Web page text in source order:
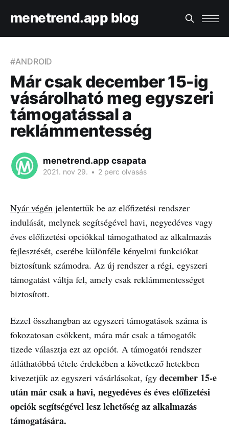
menetrend.app blog
#ANDROID
Már csak december 15-ig
vásárolható meg egyszeri
támogatással a
reklámmentesség
menetrend.app csapata
2021. nov 29. • 2 perc olvasás
Nyár végén jelentettük be az előfizetési rendszer
indulását, melynek segítségével havi, negyedéves vagy
éves előfizetési opciókkal támogathatod az alkalmazás
fejlesztését, cserébe különféle kényelmi funkciókat
biztosítunk számodra. Az új rendszer a régi, egyszeri
támogatást váltja fel, amely csak reklámmentességet
biztosított.
Ezzel összhangban az egyszeri támogatások száma is
fokozatosan csökkent, mára már csak a támogatók
tizede választja ezt az opciót. A támogatói rendszer
átláthatóbbá tétele érdekében a következő hetekben
kivezetjük az egyszeri vásárlásokat, így december 15-e
után már csak a havi, negyedéves és éves előfizetési
opciók segítségével lesz lehetőség az alkalmazás
támogatására.